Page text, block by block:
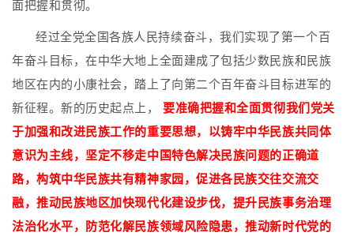
面把握和贯彻。
经过全党全国各族人民持续奋斗，我们实现了第一个百
年奋斗目标，在中华大地上全面建成了包括少数民族和民族
地区在内的小康社会，踏上了向第二个百年奋斗目标进军的
新征程。新的历史起点上，要准确把握和全面贯彻我们党关
于加强和改进民族工作的重要思想，以铸牢中华民族共同体
意识为主线，坚定不移走中国特色解决民族问题的正确道
路，构筑中华民族共有精神家园，促进各民族交往交流交
融，推动民族地区加快现代化建设步伐，提升民族事务治理
法治化水平，防范化解民族领域风险隐患，推动新时代党的